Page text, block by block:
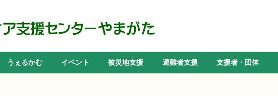
うぇるかむ イベント 被災地支援 避難者支援 支援者・団体